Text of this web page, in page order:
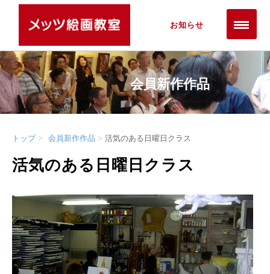
お知らせ
会員新作作品
トップ 会員新作作品 活気のある日曜日クラス
活気のある日曜日クラス